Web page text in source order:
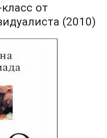
от
(2010)